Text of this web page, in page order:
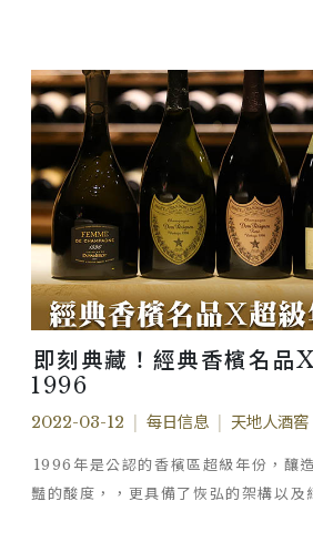
即刻典藏！經典香檳名品
1996
2022-03-12 每日信息 天地人酒窖
1996年是公認的香檳區超級年份，釀
豔的酸度，，更具備了恢弘的架構以及